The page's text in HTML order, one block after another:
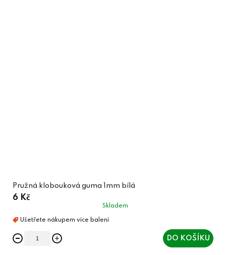
Pružná klobouková guma 1mm bílá
6 Kč
Skladem
DO KOŠÍKU